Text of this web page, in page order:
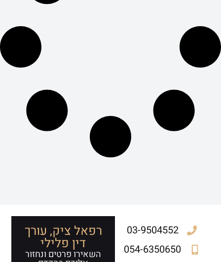
03-9504552
054-6350650
רפאל ציק, עורך
דין פלילי
השאירו פרטים ונחזור